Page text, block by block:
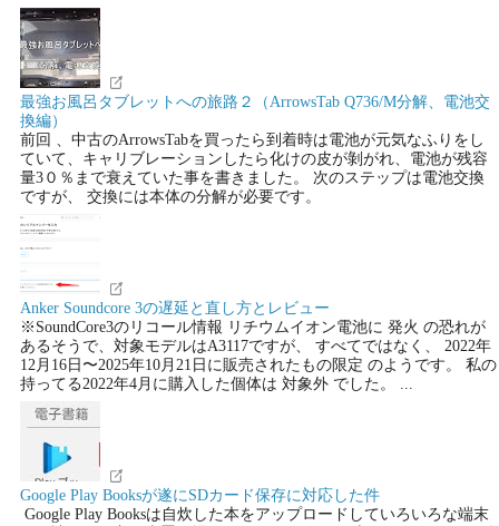
最強お風呂タブレットへの旅路２（ArrowsTab Q736/M分解、電池交
換編）
前回 、中古のArrowsTabを買ったら到着時は電池が元気なふりをし
ていて、キャリブレーションしたら化けの皮が剝がれ、電池が残容
量3０％まで衰えていた事を書きました。 次のステップは電池交換
ですが、 交換には本体の分解が必要です。
Anker Soundcore 3の遅延と直し方とレビュー
※SoundCore3のリコール情報 リチウムイオン電池に 発火 の恐れが
あるそうで、対象モデルはA3117ですが、 すべてではなく、 2022年
12月16日〜2025年10月21日に販売されたもの限定 のようです。 私の
持ってる2022年4月に購入した個体は 対象外 でした。 ...
Google Play Booksが遂にSDカード保存に対応した件
Google Play Booksは自炊した本をアップロードしていろいろな端末